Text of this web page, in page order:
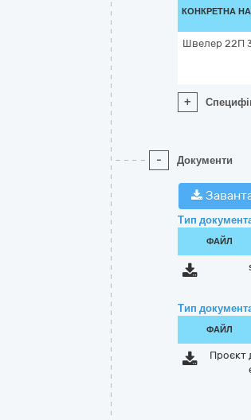
КОНКРЕТНА
Швелер 22П
+
- Документи
Тип
ФАЙЛ
Тип
ФАЙЛ
Проєкт